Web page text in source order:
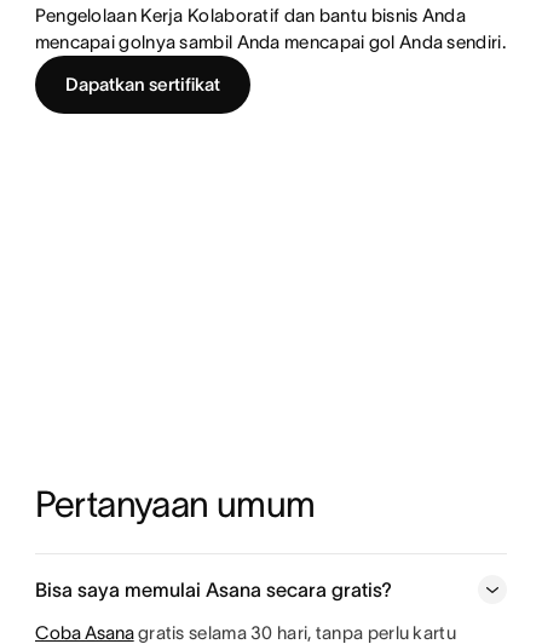
Pengelolaan Kerja Kolaboratif dan bantu bisnis Anda
mencapai golnya sambil Anda mencapai gol Anda sendiri.
Dapatkan sertifikat
Pertanyaan umum
Bisa saya memulai Asana secara gratis?
Coba Asanagratis selama 30 hari, tanpa perlu kartu